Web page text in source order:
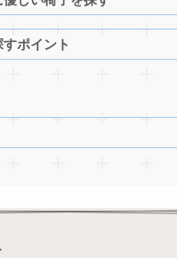
ポイント